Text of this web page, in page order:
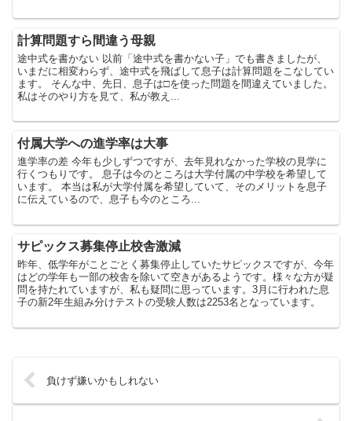
計算問題すら間違う母親
途中式を書かない 以前「途中式を書かない子」でも書きましたが、
いまだに相変わらず、途中式を飛ばして息子は計算問題をこなしてい
ます。 そんな中、先日、息子は□を使った問題を間違えていました。
私はそのやり方を見て、私が教え...
付属大学への進学率は大事
進学率の差 今年も少しずつですが、去年見れなかった学校の見学に
行くつもりです。 息子は今のところは大学付属の中学校を希望して
います。 本当は私が大学付属を希望していて、そのメリットを息子
に伝えているので、息子も今のところ...
サピックス募集停止校舎激減
昨年、低学年がことごとく募集停止していたサピックスですが、今年
はどの学年も一部の校舎を除いて空きがあるようです。様々な方が疑
問を持たれていますが、私も疑問に思っています。3月に行われた息
子の新2年生組み分けテストの受験人数は2253名となっています。
負けず嫌いかもしれない